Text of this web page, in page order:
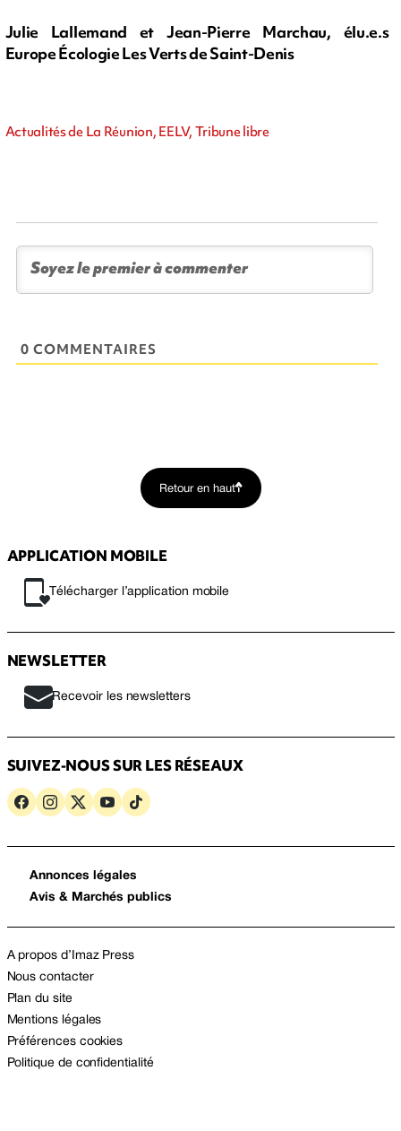
Julie Lallemand et Jean-Pierre Marchau, élu.e.s
Europe Écologie Les Verts de Saint-Denis
Actualités de La Réunion, EELV, Tribune libre
0 COMMENTAIRES
Retour en haut
APPLICATION MOBILE
Télécharger l’application mobile
NEWSLETTER
Recevoir les newsletters
SUIVEZ-NOUS SUR LES RÉSEAUX
Annonces légales
Avis & Marchés publics
A propos d’Imaz Press
Nous contacter
Plan du site
Mentions légales
Préférences cookies
Politique de confidentialité